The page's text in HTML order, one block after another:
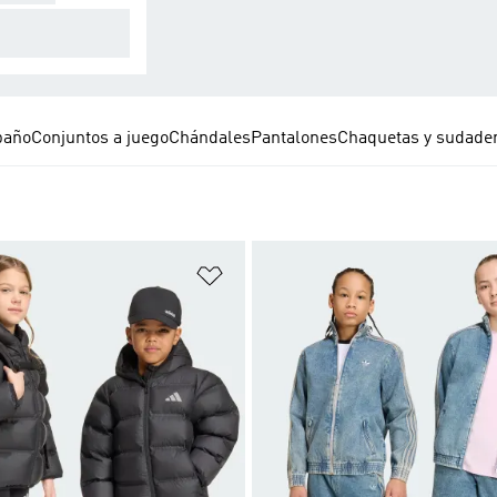
Conjuntos a juegoChándalesPantalonesChaquetas y
de deseos Añadir a la lista de deseos